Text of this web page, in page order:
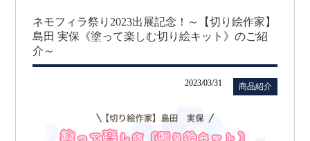
ネモフィラ祭り2023出展記念！～【切り絵作家】
島田 実保《塗って楽しむ切り絵キット》のご紹
介～
2023/03/31 商品紹介